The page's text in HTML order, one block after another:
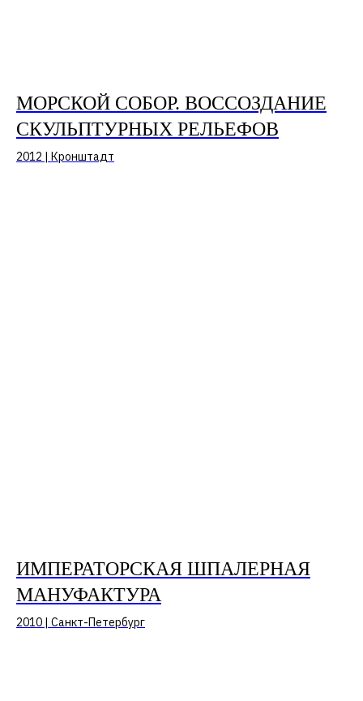
МОРСКОЙ СОБОР. ВОССОЗДАНИЕ
СКУЛЬПТУРНЫХ РЕЛЬЕФОВ
2012 | Кронштадт
ИМПЕРАТОРСКАЯ ШПАЛЕРНАЯ
МАНУФАКТУРА
2010 | Санкт-Петербург